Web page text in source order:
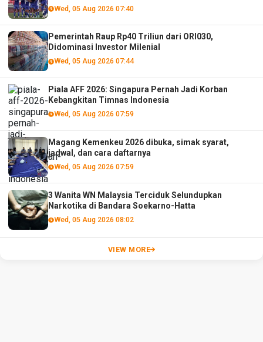
Wed, 05 Aug 2026 07:40
Pemerintah Raup Rp40 Triliun dari ORI030,
Didominasi Investor Milenial
Wed, 05 Aug 2026 07:44
Piala AFF 2026: Singapura Pernah Jadi Korban
Kebangkitan Timnas Indonesia
Wed, 05 Aug 2026 07:59
Magang Kemenkeu 2026 dibuka, simak syarat,
jadwal, dan cara daftarnya
Wed, 05 Aug 2026 07:59
3 Wanita WN Malaysia Terciduk Selundupkan
Narkotika di Bandara Soekarno-Hatta
Wed, 05 Aug 2026 08:02
VIEW MORE